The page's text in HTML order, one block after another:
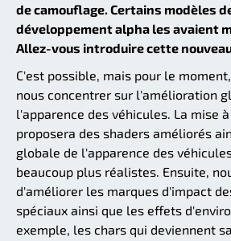
de camouflage. Certains modèles
développement alpha les avaient
Allez-vous introduire cette
C'est possible, mais pour le
nous concentrer sur l'amélioration
l'apparence des véhicules. La mise
proposera des shaders améliorés
globale de l'apparence des
beaucoup plus réalistes. Ensuite,
d'améliorer les marques d'impact
spéciaux ainsi que les effets
exemple, les chars qui deviennent